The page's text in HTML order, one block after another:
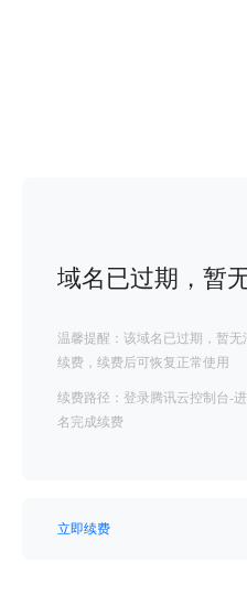
域名已过期，暂
温馨提醒：该域名已过期，暂
续费，续费后可恢复正常使用
续费路径：登录腾讯云控制台-
名完成续费
立即续费